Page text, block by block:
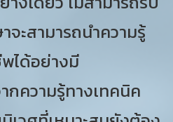
จะสามารถนำความรู้
พได้อย่างมี
กความรู้ทางเทคนิค